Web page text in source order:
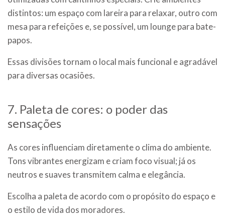
distintos: um espaço com lareira para relaxar, outro com
mesa para refeições e, se possível, um lounge para bate-
papos.
Essas divisões tornam o local mais funcional e agradável
para diversas ocasiões.
7. Paleta de cores: o poder das
sensações
As cores influenciam diretamente o clima do ambiente.
Tons vibrantes energizam e criam foco visual; já os
neutros e suaves transmitem calma e elegância.
Escolha a paleta de acordo com o propósito do espaço e
o estilo de vida dos moradores.